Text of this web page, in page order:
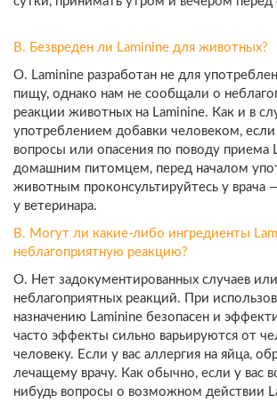
В. Безвреден ли Laminine для животных?
О. Laminine разработан не для
пищу, однако нам не сообщали о
реакции животных на Laminine. Как и в
употреблением добавки человеком, если
вопросы или опасения по поводу приема
домашним питомцем, перед началом
животным проконсультируйтесь у врача
у ветеринара.
В. Могут ли какие-либо ингредиенты
неблагоприятную реакцию?
О. Нет задокументированных случаев
неблагоприятных реакций. При
назначению Laminine безопасен и
часто эффекты сильно варьируются от
человеку. Если у вас аллергия на яйца,
лечащему врачу. Как обычно, если у вас
нибудь вопросы о возможном действии